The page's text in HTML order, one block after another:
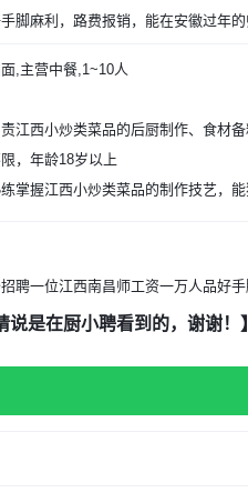
,主营中餐,1~10人
江西小炒类菜品的后厨制作、食材
，年龄18岁以上
聘一位江西南昌师工资一万人品好
说是在厨小聘看到的，谢谢！】